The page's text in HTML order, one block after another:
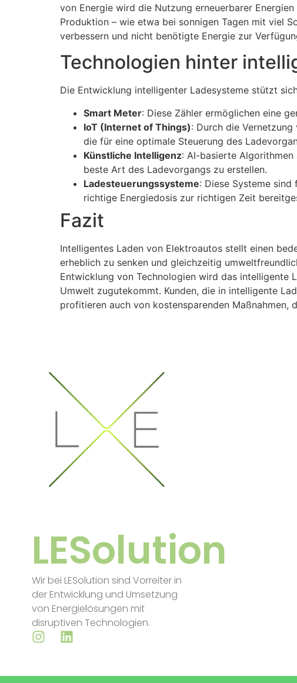
von Energie wird die Nutzung erneuerbarer
Produktion – wie etwa bei sonnigen Tagen mit viel
verbessern und nicht benötigte Energie zur
Technologien hinter
Die Entwicklung intelligenter Ladesysteme stützt
Smart Meter: Diese Zähler ermöglichen eine
IoT (Internet of Things): Durch die
die für eine optimale Steuerung des
Künstliche Intelligenz: AI-basierte
beste Art des Ladevorgangs zu erstellen.
Ladesteuerungssysteme: Diese Systeme
richtige Energiedosis zur richtigen Zeit
Fazit
Intelligentes Laden von Elektroautos stellt einen
erheblich zu senken und gleichzeitig
Entwicklung von Technologien wird das intelligente
Umwelt zugutekommt. Kunden, die in intelligente
profitieren auch von kostensparenden Maßnahmen,
LESolution
Wir bei LESolution sind Vorreiter in
der Entwicklung und Umsetzung
von Energielösungen mit
disruptiven Technologien.